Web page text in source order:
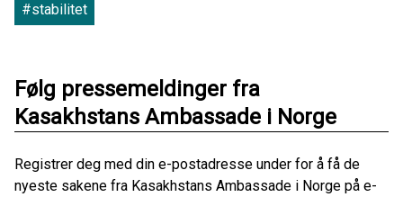
#stabilitet
Følg pressemeldinger fra
Kasakhstans Ambassade i Norge
Registrer deg med din e-postadresse under for å få de
nyeste sakene fra Kasakhstans Ambassade i Norge på e-